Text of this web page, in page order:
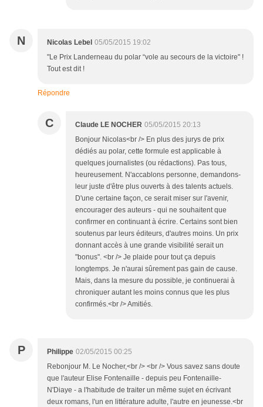
N Nicolas Lebel 05/05/2015 19:02
"Le Prix Landerneau du polar “vole au secours de la victoire" !
Tout est dit !
Répondre
C Claude LE NOCHER 05/05/2015 20:13
Bonjour Nicolas<br /> En plus des jurys de prix
dédiés au polar, cette formule est applicable à
quelques journalistes (ou rédactions). Pas tous,
heureusement. N'accablons personne, demandons-
leur juste d'être plus ouverts à des talents actuels.
D'une certaine façon, ce serait miser sur l'avenir,
encourager des auteurs - qui ne souhaitent que
confirmer en continuant à écrire. Certains sont bien
soutenus par leurs éditeurs, d'autres moins. Un prix
donnant accès à une grande visibilité serait un
"bonus". <br /> Je plaide pour tout ça depuis
longtemps. Je n'aurai sûrement pas gain de cause.
Mais, dans la mesure du possible, je continuerai à
chroniquer autant les moins connus que les plus
confirmés.<br /> Amitiés.
P Philippe 02/05/2015 00:25
Rebonjour M. Le Nocher,<br /> <br /> Vous savez sans doute
que l'auteur Elise Fontenaille - depuis peu Fontenaille-
N'Diaye - a l'habitude de traiter un même sujet en écrivant
deux romans, l'un en littérature adulte, l'autre en jeunesse.<br